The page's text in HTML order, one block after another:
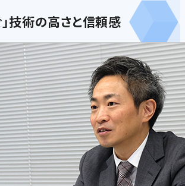
」技術の高さと信頼感